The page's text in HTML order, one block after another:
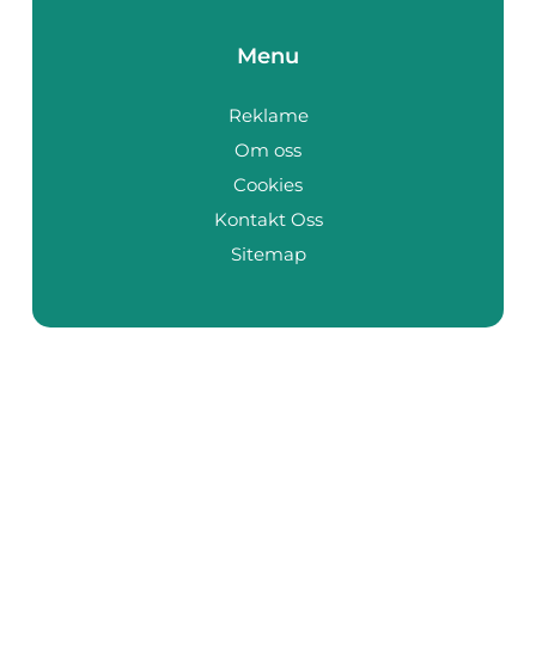
Menu
Reklame
Om oss
Cookies
Kontakt Oss
Sitemap